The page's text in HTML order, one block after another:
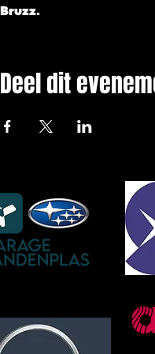
Bruzz.
Deel dit